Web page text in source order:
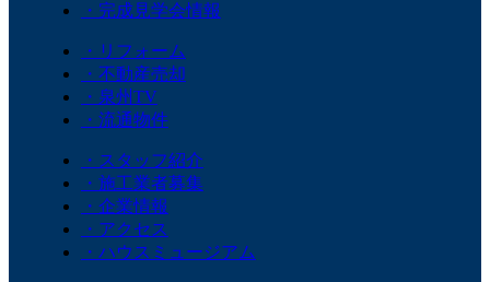
・完成見学会情報
・リフォーム
・不動産売却
・泉州TV
・流通物件
・スタッフ紹介
・施工業者募集
・企業情報
・アクセス
・ハウスミュージアム